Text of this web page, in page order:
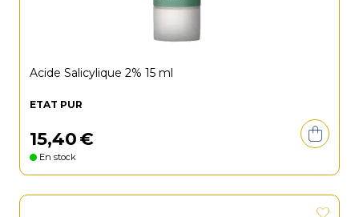
Acide Salicylique 2% 15 ml
ETAT PUR
15,40€
En stock